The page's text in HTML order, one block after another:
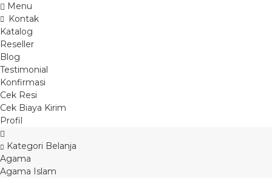
Menu
Kontak
Katalog
Reseller
Blog
Testimonial
Konfirmasi
Cek Resi
Cek Biaya Kirim
Profil
Kategori Belanja
Agama
Agama Islam